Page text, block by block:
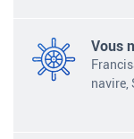
Vous
navire,